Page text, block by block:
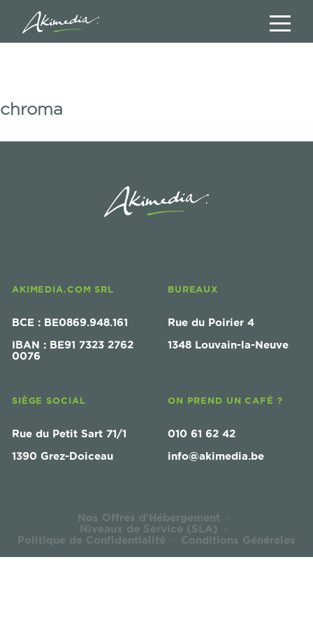
chroma
AKIMEDIA.COM SRL
BCE : BE0869.948.161
IBAN : BE91 7323 2762
0076
BUREAUX
Rue du Poirier 4
1348 Louvain-la-Neuve
SIÈGE SOCIAL
Rue du Petit Sart 71/1
1390 Grez-Doiceau
ON PREND UN CAFÉ ?
010 61 62 42
info@akimedia.be
Nos Offres d'Hébergement -
Niveaux de Service (SLA) -
Politique de Confidentialité - Conditions Générales